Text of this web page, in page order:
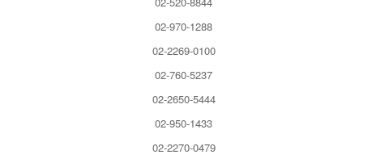
02-970-1288
02-2269-0100
02-760-5237
02-2650-5444
02-950-1433
02-2270-0479